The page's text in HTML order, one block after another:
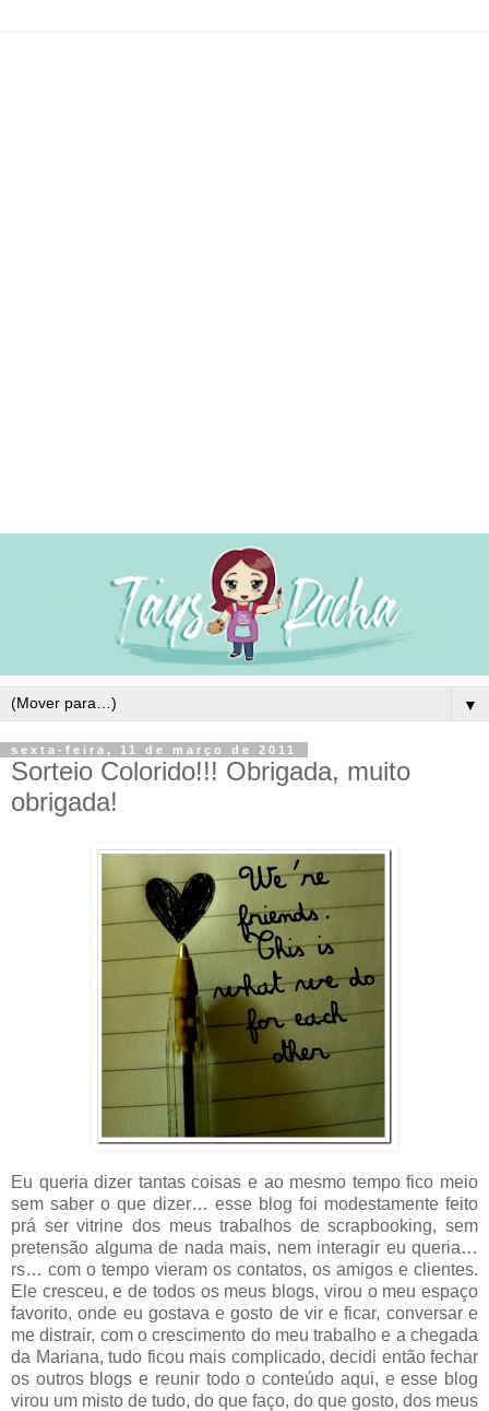
▼
sexta-feira, 11 de março de 2011
Sorteio Colorido!!! Obrigada, muito
obrigada!
Eu queria dizer tantas coisas e ao mesmo tempo fico meio
sem saber o que dizer… esse blog foi modestamente feito
prá ser vitrine dos meus trabalhos de scrapbooking, sem
pretensão alguma de nada mais, nem interagir eu queria…
rs… com o tempo vieram os contatos, os amigos e clientes.
Ele cresceu, e de todos os meus blogs, virou o meu espaço
favorito, onde eu gostava e gosto de vir e ficar, conversar e
me distrair, com o crescimento do meu trabalho e a chegada
da Mariana, tudo ficou mais complicado, decidi então fechar
os outros blogs e reunir todo o conteúdo aqui, e esse blog
virou um misto de tudo, do que faço, do que gosto, dos meus